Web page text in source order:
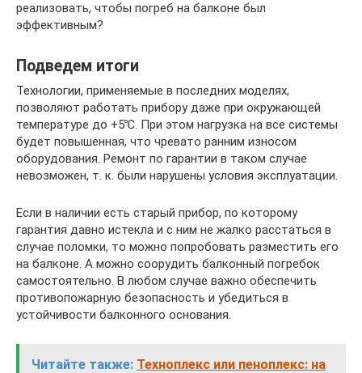
реализовать, чтобы погреб на балконе был
эффективным?
Подведем итоги
Технологии, применяемые в последних моделях,
позволяют работать прибору даже при окружающей
температуре до +5℃. При этом нагрузка на все системы
будет повышенная, что чревато ранним износом
оборудования. Ремонт по гарантии в таком случае
невозможен, т. к. были нарушены условия эксплуатации.
Если в наличии есть старый прибор, по которому
гарантия давно истекла и с ним не жалко расстаться в
случае поломки, то можно попробовать разместить его
на балконе. А можно соорудить балконный погребок
самостоятельно. В любом случае важно обеспечить
противопожарную безопасность и убедиться в
устойчивости балконного основания.
Читайте также: Техноплекс или пеноплекс: на